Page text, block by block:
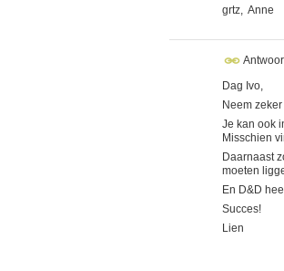
grtz, Anne
Dag Ivo,
Neem
Je kan ook
Misschien
Daarnaast
moeten
En D&D
Succes!
Lien